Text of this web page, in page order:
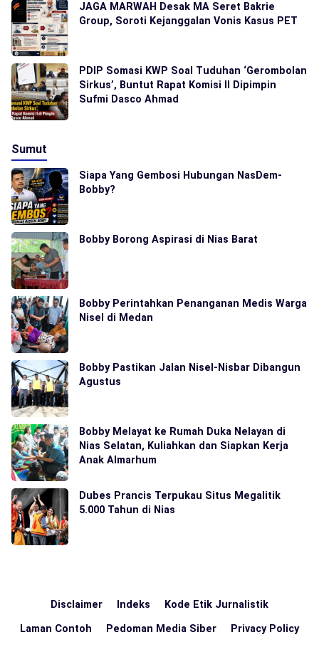
JAGA MARWAH Desak MA Seret Bakrie
Group, Soroti Kejanggalan Vonis Kasus PET
PDIP Somasi KWP Soal Tuduhan ‘Gerombolan
Sirkus’, Buntut Rapat Komisi II Dipimpin
Sufmi Dasco Ahmad
Sumut
Siapa Yang Gembosi Hubungan NasDem-
Bobby?
Bobby Borong Aspirasi di Nias Barat
Bobby Perintahkan Penanganan Medis Warga
Nisel di Medan
Bobby Pastikan Jalan Nisel-Nisbar Dibangun
Agustus
Bobby Melayat ke Rumah Duka Nelayan di
Nias Selatan, Kuliahkan dan Siapkan Kerja
Anak Almarhum
Dubes Prancis Terpukau Situs Megalitik
5.000 Tahun di Nias
Disclaimer Indeks Kode Etik Jurnalistik
Laman Contoh Pedoman Media Siber Privacy Policy